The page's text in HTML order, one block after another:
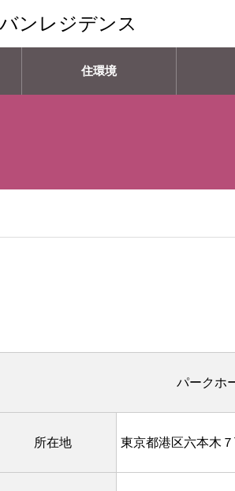
ンレジデンス
住環境
パークホ
所在地 東京都港区六本木